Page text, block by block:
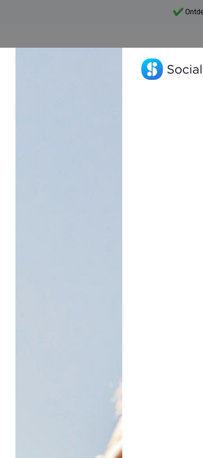
7 dagen
via Social
Uitjes in Groningen